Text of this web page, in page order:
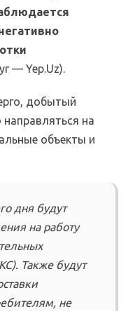
— Yep.Uz).
добытый
на
объекты и
дня будут
на работу
Также будут
не